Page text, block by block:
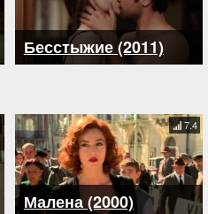
Бесстыжие (2011)
Малена (2000)
7.4